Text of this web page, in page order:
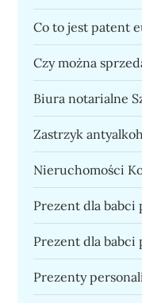
Co to jest patent
Czy można
Biura notarialne
Zastrzyk
Nieruchomości
Prezent dla babci
Prezent dla babci
Prezenty